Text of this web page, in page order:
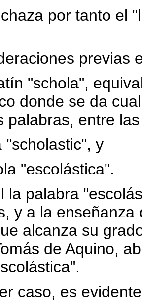
por tanto el
previas
"schola",
donde se da
palabras, entre
"scholastic", y
"escolástica".
la palabra
y a la
alcanza su
de Aquino,
caso, es